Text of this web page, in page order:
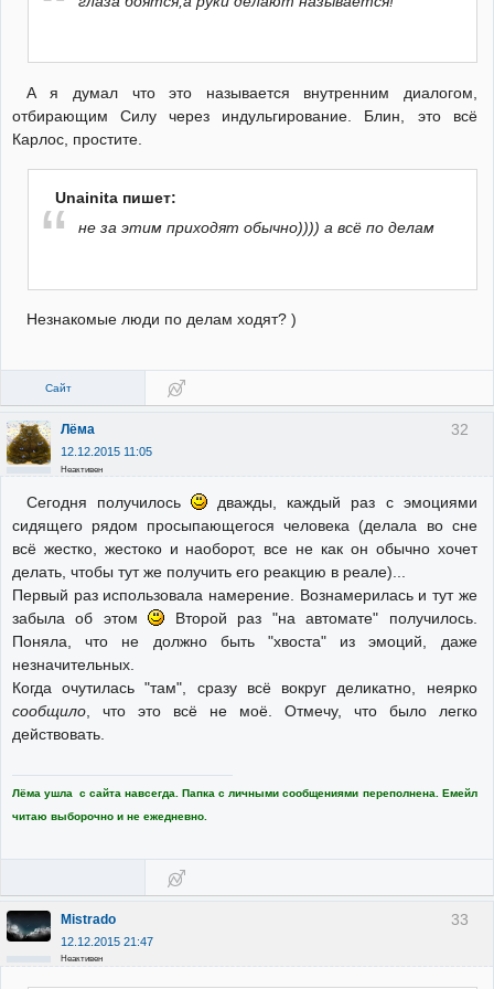
А я думал что это называется внутренним диалогом,
отбирающим Силу через индульгирование. Блин, это всё
Карлос, простите.
Unainita пишет:
не за этим приходят обычно)))) а всё по делам
Незнакомые люди по делам ходят? )
Сайт
32
Лёма
12.12.2015 11:05
Неактивен
Сегодня получилось
дважды, каждый раз с эмоциями
сидящего рядом просыпающегося человека (делала во сне
всё жестко, жестоко и наоборот, все не как он обычно хочет
делать, чтобы тут же получить его реакцию в реале)...
Первый раз использовала намерение. Вознамерилась и тут же
забыла об этом
Второй раз "на автомате" получилось.
Поняла, что не должно быть "хвоста" из эмоций, даже
незначительных.
Когда очутилась "там", сразу всё вокруг деликатно, неярко
сообщило , что это всё не моё. Отмечу, что было легко
действовать.
Лёма ушла с сайта навсегда. Папка с личными сообщениями переполнена. Емейл
читаю выборочно и не ежедневно.
33
Mistrado
12.12.2015 21:47
Неактивен